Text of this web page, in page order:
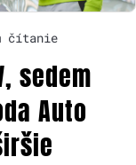
čítanie
sedem
Auto